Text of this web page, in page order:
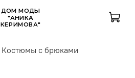
ДОМ МОДЫ
"АНИКА
КЕРИМОВА"
Костюмы с брюками